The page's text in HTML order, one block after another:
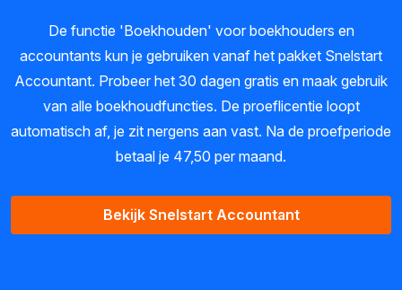
De functie 'Boekhouden' voor boekhouders en
accountants kun je gebruiken vanaf het pakket Snelstart
Accountant. Probeer het 30 dagen gratis en maak gebruik
van alle boekhoudfuncties. De proeflicentie loopt
automatisch af, je zit nergens aan vast. Na de proefperiode
betaal je 47,50 per maand.
Bekijk Snelstart Accountant